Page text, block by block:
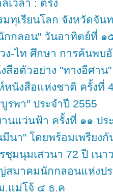
เวลา : ตรัง
มทุเรียนโลก จังหวัดจัน
กกลอน" วันอาทิตย์ที่
ง-ไท ศึกษา การค้นพบ
สือตัวอย่าง "ทางอีศาน
หนังสือแห่งชาติ ครั้งที่
รพา" ประจำปี 2555
านแว่นฟ้า ครั้งที่ ๑๑ ป
นา" โดยพร้อมเพรียงกั
ชุมนุมเสวนา 72 ปี เนา
สมาคมนักกลอนแห่งปร
.แม่โจ้ ๔ ธ.ค